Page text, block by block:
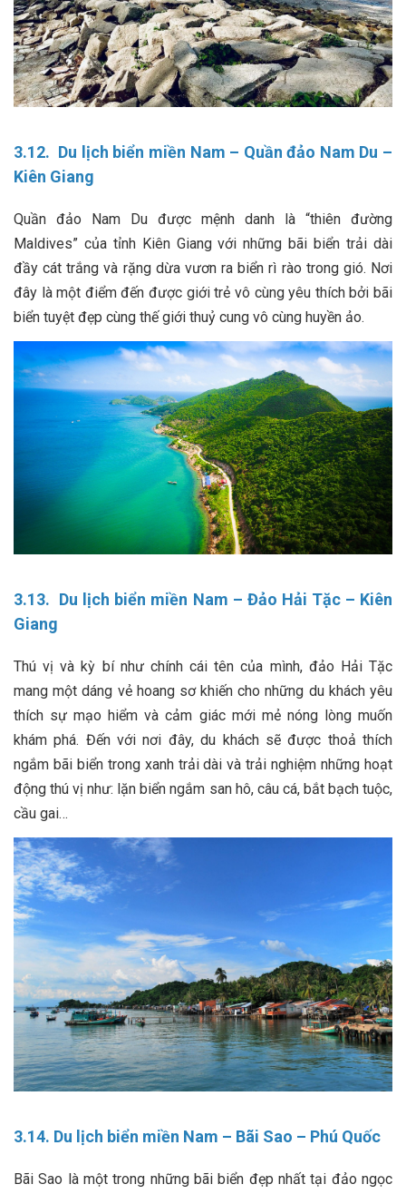
3.12. Du lịch biển miền Nam – Quần đảo Nam Du –
Kiên Giang
Quần đảo Nam Du được mệnh danh là “thiên đường
Maldives” của tỉnh Kiên Giang với những bãi biển trải dài
đầy cát trắng và rặng dừa vươn ra biển rì rào trong gió. Nơi
đây là một điểm đến được giới trẻ vô cùng yêu thích bởi bãi
biển tuyệt đẹp cùng thế giới thuỷ cung vô cùng huyền ảo.
3.13. Du lịch biển miền Nam – Đảo Hải Tặc – Kiên
Giang
Thú vị và kỳ bí như chính cái tên của mình, đảo Hải Tặc
mang một dáng vẻ hoang sơ khiến cho những du khách yêu
thích sự mạo hiểm và cảm giác mới mẻ nóng lòng muốn
khám phá. Đến với nơi đây, du khách sẽ được thoả thích
ngắm bãi biển trong xanh trải dài và trải nghiệm những hoạt
động thú vị như: lặn biển ngắm san hô, câu cá, bắt bạch tuộc,
cầu gai…
3.14. Du lịch biển miền Nam – Bãi Sao – Phú Quốc
Bãi Sao là một trong những bãi biển đẹp nhất tại đảo ngọc